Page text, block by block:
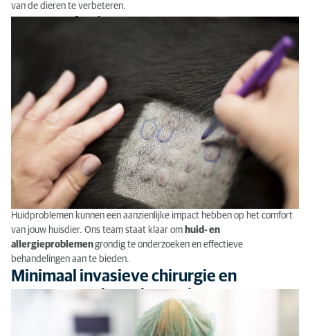
van de dieren te verbeteren.
Huidproblemen kunnen een aanzienlijke impact hebben op het comfort
van jouw huisdier. Ons team staat klaar om huid- en
allergieproblemengrondig te onderzoeken en effectieve
behandelingen aan te bieden.
Minimaal invasieve chirurgie en
geavanceerde endoscopie